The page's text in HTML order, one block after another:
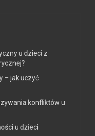
u dzieci z
– jak uczyć
konfliktów u
u dzieci